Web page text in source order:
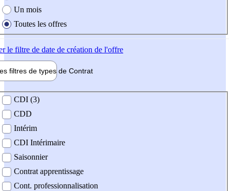
Un mois
Toutes les offres
le filtre de date de création de l'offre
filtres de types de Contrat
contrat
CDI (3)
CDD
Intérim
CDI Intérimaire
Saisonnier
Contrat apprentissage
Cont. professionnalisation